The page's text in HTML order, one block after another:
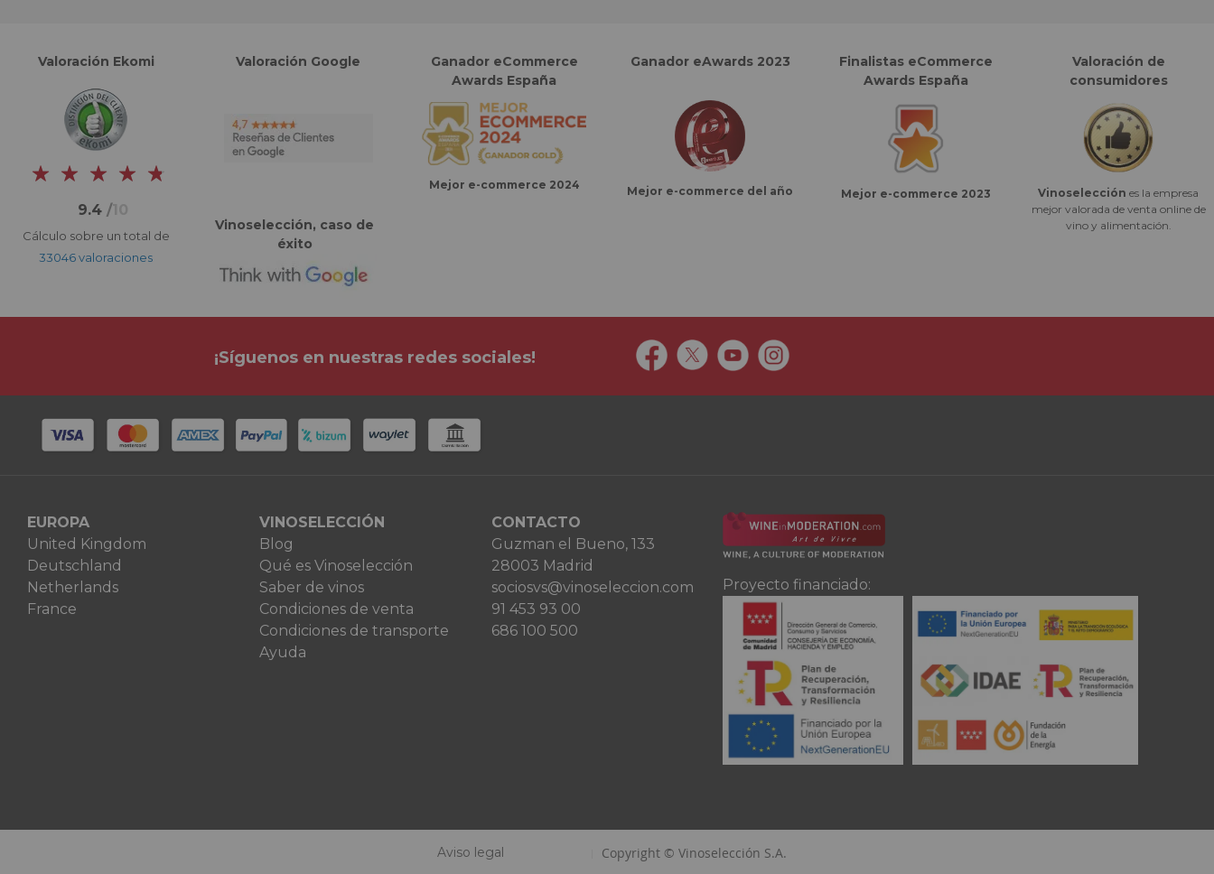
Valoración Ekomi
9.4 /10
Cálculo sobre un total de
33046 valoraciones
Valoración Google
Vinoselección, caso de
éxito
Ganador eCommerce
Awards España
Mejor e-commerce 2024
Ganador eAwards 2023
Mejor e-commerce del año
Finalistas eCommerce
Awards España
Mejor e-commerce 2023
Valoración de
consumidores
Vinoselección es la empresa
mejor valorada de venta online de
vino y alimentación.
¡Síguenos en nuestras redes sociales!
EUROPA
United Kingdom
Deutschland
Netherlands
France
VINOSELECCIÓN
Blog
Qué es Vinoselección
Saber de vinos
Condiciones de venta
Condiciones de transporte
Ayuda
CONTACTO
Guzman el Bueno, 133
28003 Madrid
sociosvs@vinoseleccion.com
91 453 93 00
686 100 500
Proyecto financiado:
Aviso legal
Copyright © Vinoselección S.A.